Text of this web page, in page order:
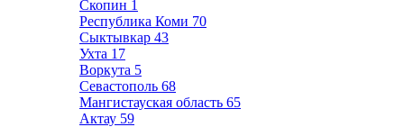
Скопин 1
Республика Коми 70
Сыктывкар 43
Ухта 17
Воркута 5
Севастополь 68
Мангистауская область 65
Актау 59